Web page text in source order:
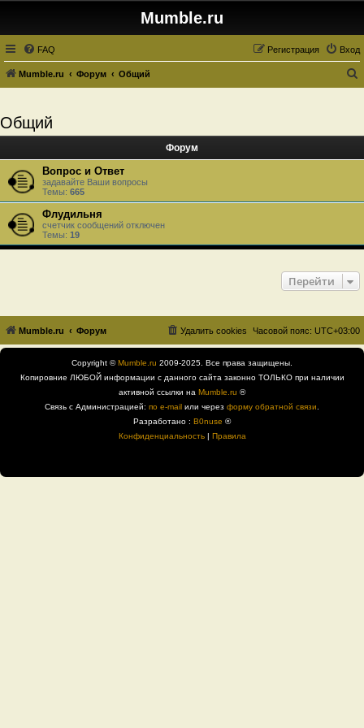
Mumble.ru
FAQ Вход
Регистрация
Mumble.ru Форум Общий
Общий
Форум
Вопрос и Ответ
задавайте Ваши вопросы
Темы: 665
Флудильня
счетчик сообщений отключен
Темы: 19
Перейти
Mumble.ru Форум Часовой пояс: UTC+03:00
Удалить cookies
Copyright ©Mumble.ru 2009-2025. Все права защищены.
Копировние ЛЮБОЙ информации с данного сайта законно ТОЛЬКО при наличии
активной ссылки на Mumble.ru ®
Связь с Администрацией: по e-mail или через форму обратной связи
Разработано : B0nuse ®
Конфиденциальность| Правила